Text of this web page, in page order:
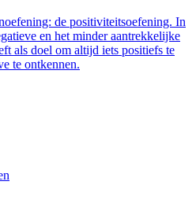
de positiviteitsoefening. In
en het minder aantrekkelijke
als doel om altijd iets positiefs te
te ontkennen.